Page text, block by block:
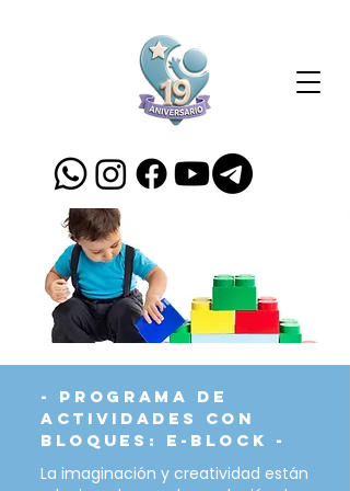
- Programa de
actividades con
bloques: e-block -
La imaginación y creatividad están